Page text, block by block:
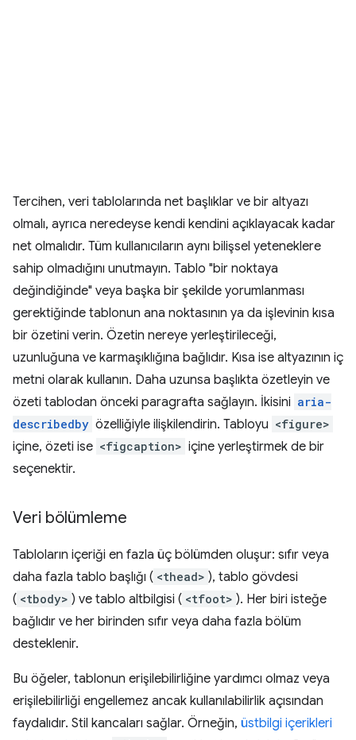
Tercihen, veri tablolarında net başlıklar ve bir altyazı
olmalı, ayrıca neredeyse kendi kendini açıklayacak kadar
net olmalıdır. Tüm kullanıcıların aynı bilişsel yeteneklere
sahip olmadığını unutmayın. Tablo "bir noktaya
değindiğinde" veya başka bir şekilde yorumlanması
gerektiğinde tablonun ana noktasının ya da işlevinin kısa
bir özetini verin. Özetin nereye yerleştirileceği,
uzunluğuna ve karmaşıklığına bağlıdır. Kısa ise altyazının iç
metni olarak kullanın. Daha uzunsa başlıkta özetleyin ve
özeti tablodan önceki paragrafta sağlayın. İkisini aria-
describedby özelliğiyle ilişkilendirin. Tabloyu <figure>
içine, özeti ise <figcaption> içine yerleştirmek de bir
seçenektir.
Veri bölümleme
Tabloların içeriği en fazla üç bölümden oluşur: sıfır veya
daha fazla tablo başlığı ( <thead> ), tablo gövdesi
( <tbody> ) ve tablo altbilgisi ( <tfoot> ). Her biri isteğe
bağlıdır ve her birinden sıfır veya daha fazla bölüm
desteklenir.
Bu öğeler, tablonun erişilebilirliğine yardımcı olmaz veya
erişilebilirliği engellemez ancak kullanılabilirlik açısından
faydalıdır. Stil kancaları sağlar. Örneğin, üstbilgi içerikleri